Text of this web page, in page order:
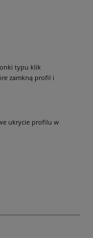
typu klik
zamkną profil i
ukrycie profilu w